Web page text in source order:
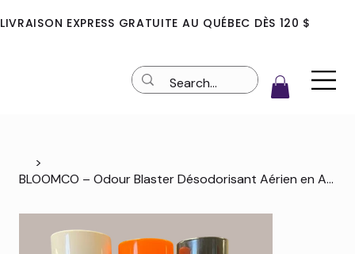
LIVRAISON EXPRESS GRATUITE AU QUÉBEC DÈS 120 $
>
BLOOMCO – Odour Blaster Désodorisant Aérien en Aérosol (Glycolisé)